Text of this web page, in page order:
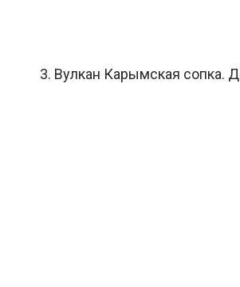
3. Вулкан Карымская сопка.